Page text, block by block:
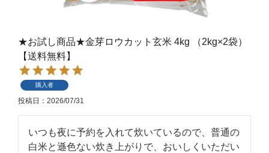
★お試し商品★金芽ロウカット玄米 4kg （2kg×2袋）
【送料無料】
購入者
投稿日 2026/07/31
いつも夜に予約を入れて炊いているので、普通の
白米と遜色ない炊き上がりで、おいしくいただい